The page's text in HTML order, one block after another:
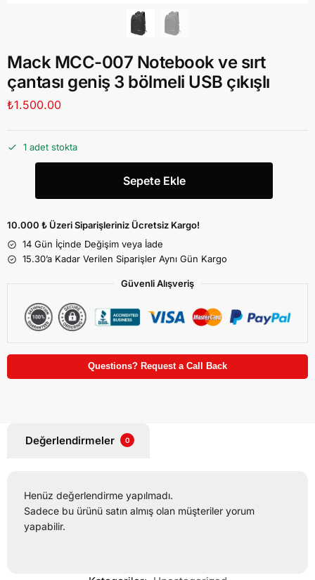
Mack MCC-007 Notebook ve sırt
çantası geniş 3 bölmeli USB çıkışlı
₺1.500.00
1 adet stokta
Sepete Ekle
10.000 ₺ Üzeri Siparişleriniz Ücretsiz Kargo!
14 Gün İçinde Değişim veya İade
15.30’a Kadar Verilen Siparişler Aynı Gün Kargo
Güvenli Alışveriş
Questions? Request a Call Back
Değerlendirmeler 0
Henüz değerlendirme yapılmadı.
Sadece bu ürünü satın almış olan müşteriler yorum
yapabilir.